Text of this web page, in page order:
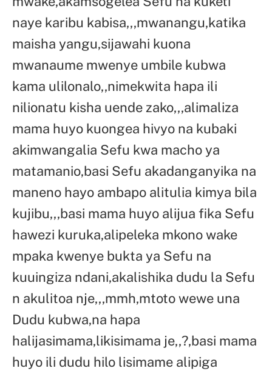
naye karibu kabisa,,,mwanangu,katika
maisha yangu,sijawahi kuona
mwanaume mwenye umbile kubwa
kama ulilonalo,,nimekwita hapa ili
nilionatu kisha uende zako,,,alimaliza
mama huyo kuongea hivyo na kubaki
akimwangalia Sefu kwa macho ya
matamanio,basi Sefu akadanganyika na
maneno hayo ambapo alitulia kimya bila
kujibu,,,basi mama huyo alijua fika Sefu
hawezi kuruka,alipeleka mkono wake
mpaka kwenye bukta ya Sefu na
kuuingiza ndani,akalishika dudu la Sefu
n akulitoa nje,,,mmh,mtoto wewe una
Dudu kubwa,na hapa
halijasimama,likisimama je,,?,basi mama
huyo ili dudu hilo lisimame alipiga